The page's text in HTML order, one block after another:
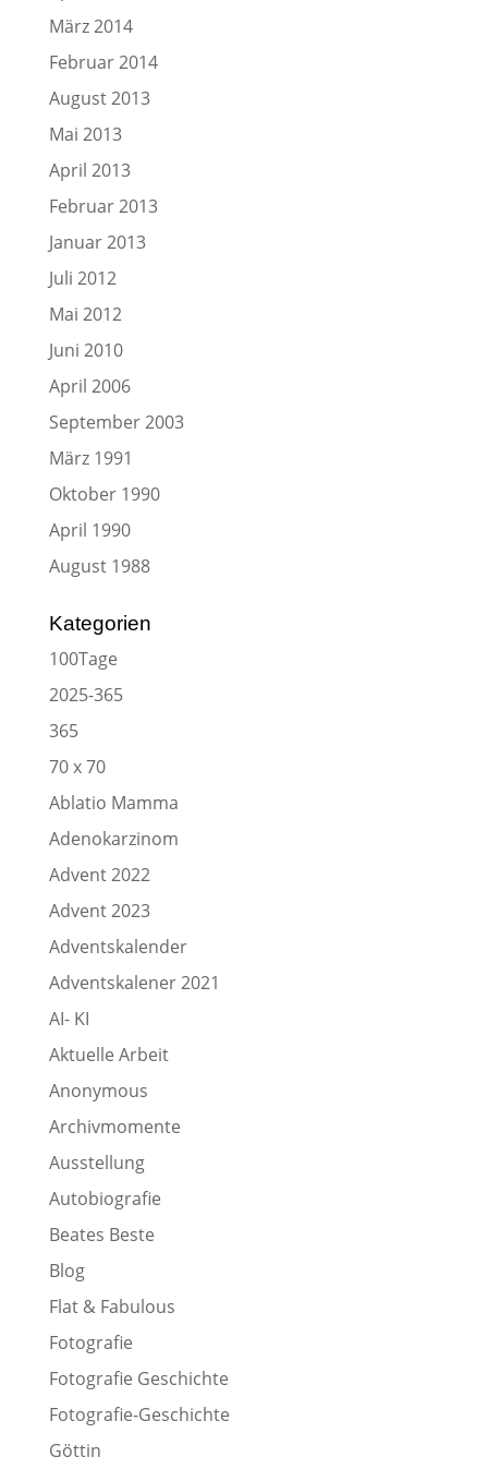
März 2014
Februar 2014
August 2013
Mai 2013
April 2013
Februar 2013
Januar 2013
Juli 2012
Mai 2012
Juni 2010
April 2006
September 2003
März 1991
Oktober 1990
April 1990
August 1988
Kategorien
100Tage
2025-365
365
70 x 70
Ablatio Mamma
Adenokarzinom
Advent 2022
Advent 2023
Adventskalender
Adventskalener 2021
AI- KI
Aktuelle Arbeit
Anonymous
Archivmomente
Ausstellung
Autobiografie
Beates Beste
Blog
Flat & Fabulous
Fotografie
Fotografie Geschichte
Fotografie-Geschichte
Göttin